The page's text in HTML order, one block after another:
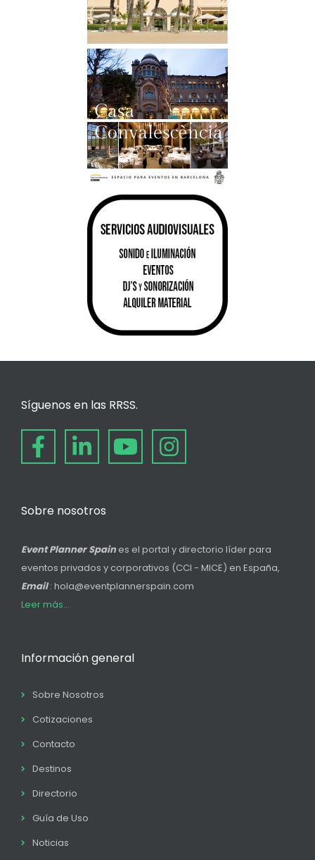
Síguenos en las RRSS.
Sobre nosotros
Event Planner Spain es el portal y directorio líder para
eventos privados y corporativos (CCI - MICE) en España,
Email: hola@eventplannerspain.com
Leer más...
Información general
Sobre Nosotros
Cotizaciones
Contacto
Destinos
Directorio
Guía de Uso
Noticias